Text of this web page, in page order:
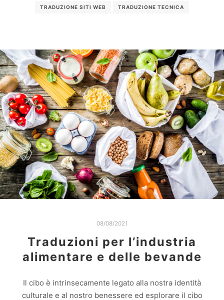
TRADUZIONE SITI WEB TRADUZIONE TECNICA
08/08/2021
Traduzioni per l’industria
alimentare e delle bevande
Il cibo è intrinsecamente legato alla nostra identità
culturale e al nostro benessere ed esplorare il cibo